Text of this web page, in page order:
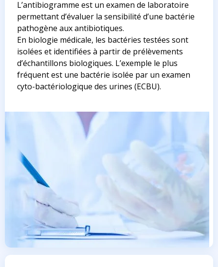
L’antibiogramme est un examen de laboratoire
permettant d’évaluer la sensibilité d’une bactérie
pathogène aux antibiotiques.
En biologie médicale, les bactéries testées sont
isolées et identifiées à partir de prélèvements
d’échantillons biologiques. L’exemple le plus
fréquent est une bactérie isolée par un examen
cyto-bactériologique des urines (ECBU).